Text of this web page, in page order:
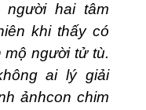
người hai tâm
khi thấy có
mộ người tử tù.
ai lý giải
ảnhcon chim